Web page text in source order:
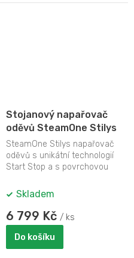
Stojanový napařovač
oděvů SteamOne Stilys
SteamOne Stilys napařovač
oděvů s unikátní technologií
Start Stop a s povrchovou
napařovací...
Skladem
6 799 Kč / ks
Do košíku